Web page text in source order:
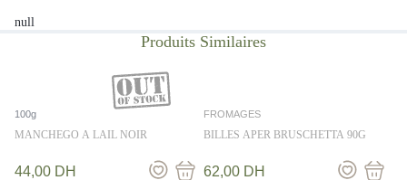
null
100g
MANCHEGO A LAIL NOIR
44,00 DH
FROMAGES
BILLES APER BRUSCHETTA 90G
62,00 DH